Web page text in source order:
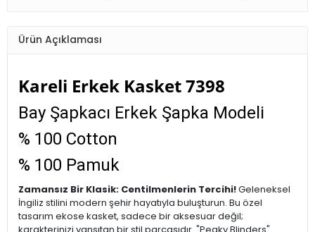
Ürün Açıklaması
Kareli Erkek Kasket 7398
Bay Şapkacı Erkek Şapka Modeli
% 100 Cotton
% 100 Pamuk
Zamansız Bir Klasik: Centilmenlerin Tercihi!Geleneksel
İngiliz stilini modern şehir hayatıyla buluşturun. Bu özel
tasarım ekose kasket, sadece bir aksesuar değil;
karakterinizi yansıtan bir stil parçasıdır. "Peaky Blinders"